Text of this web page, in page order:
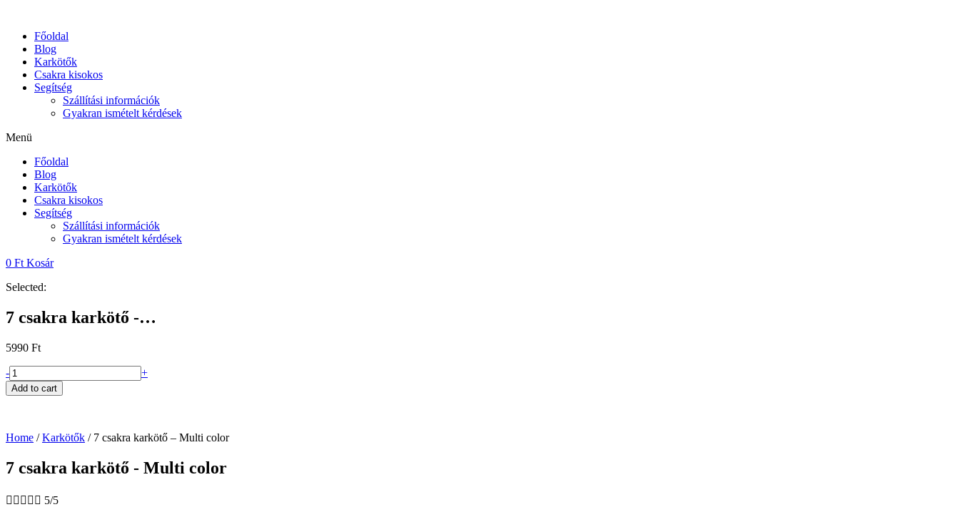
contentFőoldal
Blog
Karkötők
Csakra kisokos
Segítség
Szállítási információk
Gyakran ismételt kérdések
Menü
Főoldal
Blog
Karkötők
Csakra kisokos
Segítség
Szállítási információk
Gyakran ismételt kérdések
0 Ft Kosár
Selected:
7 csakra karkötő -…
5990 Ft
7
csakra
karkötő
color
- +
Add to cart
Home /Karkötők / 7 csakra karkötő – Multi color
7 csakra karkötő - Multi color
     5/5